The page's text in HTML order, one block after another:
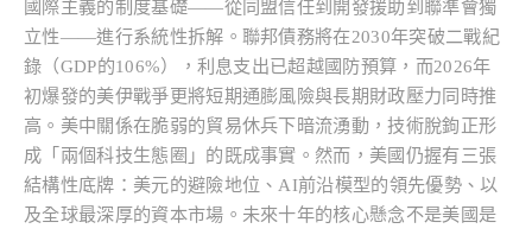
國際主義的制度基礎——從同盟信任到開發援助到聯準會獨
立性——進行系統性拆解。聯邦債務將在2030年突破二戰紀
錄（GDP的106%），利息支出已超越國防預算，而2026年
初爆發的美伊戰爭更將短期通膨風險與長期財政壓力同時推
高。美中關係在脆弱的貿易休兵下暗流湧動，技術脫鉤正形
成「兩個科技生態圈」的既成事實。然而，美國仍握有三張
結構性底牌：美元的避險地位、AI前沿模型的領先優勢、以
及全球最深厚的資本市場。未來十年的核心懸念不是美國是